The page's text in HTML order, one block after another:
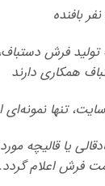
تولید فرش
همکاری دارند
تنها
یا قالیچه
فرش اعلام گردد.